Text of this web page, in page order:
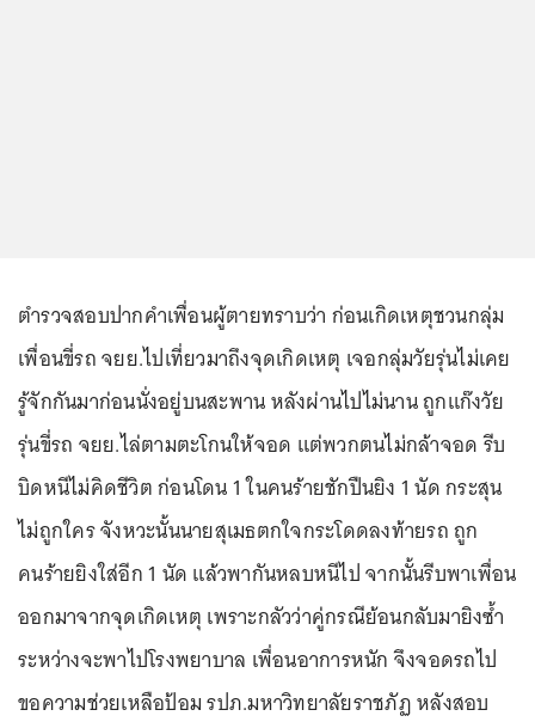
ตำรวจสอบปากคำเพื่อนผู้ตายทราบว่า ก่อนเกิดเหตุชวนกลุ่ม
เพื่อนขี่รถ จยย.ไปเที่ยวมาถึงจุดเกิดเหตุ เจอกลุ่มวัยรุ่นไม่เคย
รู้จักกันมาก่อนนั่งอยู่บนสะพาน หลังผ่านไปไม่นาน ถูกแก๊งวัย
รุ่นขี่รถ จยย.ไล่ตามตะโกนให้จอด แต่พวกตนไม่กล้าจอด รีบ
บิดหนีไม่คิดชีวิต ก่อนโดน 1 ในคนร้ายชักปืนยิง 1 นัด กระสุน
ไม่ถูกใคร จังหวะนั้นนายสุเมธตกใจกระโดดลงท้ายรถ ถูก
คนร้ายยิงใส่อีก 1 นัด แล้วพากันหลบหนีไป จากนั้นรีบพาเพื่อน
ออกมาจากจุดเกิดเหตุ เพราะกลัวว่าคู่กรณีย้อนกลับมายิงซ้ำ
ระหว่างจะพาไปโรงพยาบาล เพื่อนอาการหนัก จึงจอดรถไป
ขอความช่วยเหลือป้อม รปภ.มหาวิทยาลัยราชภัฏ หลังสอบ